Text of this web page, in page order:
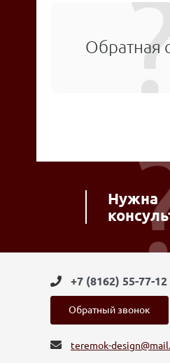
Обратная
Нужна
+7 (8162) 55-77-12
Обратный звонок
teremok-